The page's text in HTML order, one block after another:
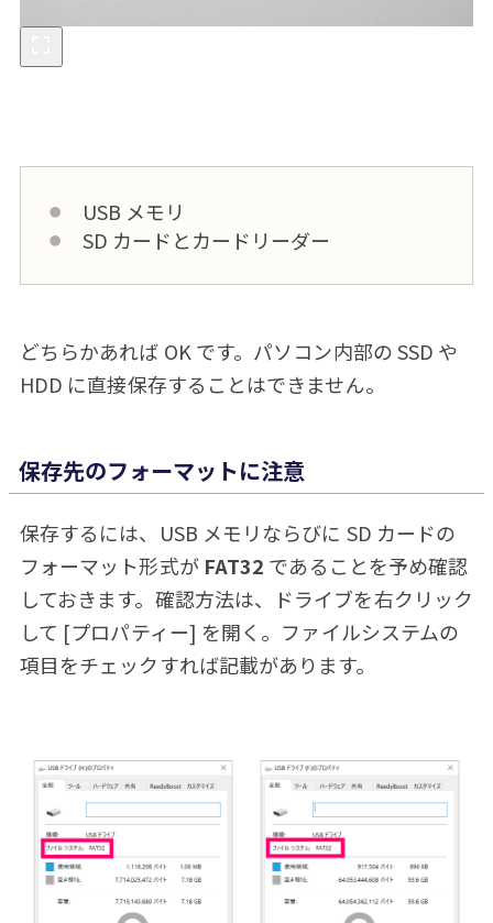
USB メモリ
SD カードとカードリーダー
どちらかあれば OK です。パソコン内部の SSD や
HDD に直接保存することはできません。
保存先のフォーマットに注意
保存するには、USB メモリならびに SD カードの
フォーマット形式が FAT32 であることを予め確認
しておきます。確認方法は、ドライブを右クリック
して [プロパティー] を開く。ファイルシステムの
項目をチェックすれば記載があります。